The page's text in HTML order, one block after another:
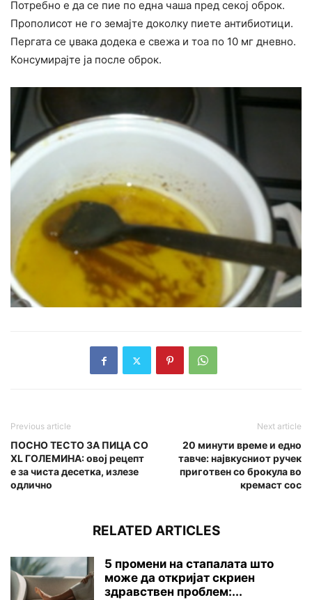
Потребно е да се пие по една чаша пред секој оброк.
Прополисот не го земајте доколку пиете антибиотици.
Пергата се џвака додека е свежа и тоа по 10 мг дневно.
Консумирајте ја после оброк.
Previous article
ПОСНО ТЕСТО ЗА ПИЦА СО
XL ГОЛЕМИНА: овој рецепт
е за чиста десетка, излезе
одлично
Next article
20 минути време и едно
тавче: највкусниот ручек
приготвен со брокула во
кремаст сос
RELATED ARTICLES
5 промени на стапалата што
може да откријат скриен
здравствен проблем:...